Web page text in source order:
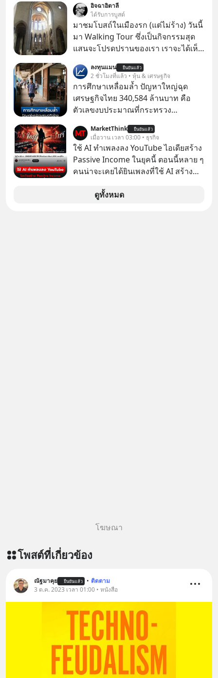
เปลี่ยนสี” McConaughey ดาราดาวรุ่ง
ในยุคหนึ่ง เคยปฏิเสธเงินค่าตัวหนังรอม
คอมที่สูงถึง 14.5 ล้านดอลลาร์ (หรือ
ราว 500 ล้านบาท) เพียงเพราะเขาไม่
ตามมาคือ โทรศัพท์ของเขากลายเป็น
ความเงียบสนิทนานถึง 14 เดือนเต็ม แต่
ความเงียบและ "ไฟแดง" ในวันนั้นกลับ
กลายเป็นการถอยหลังเพื่อตั้งหลัก จนส่ง
ให้เขาก้าวขึ้นไปยืนถือรางวัลออสการ์
ในบทบาทที่เปลี่ยนชีวิตเขาไปตลอดกาล
ใน MM EP. นี้ เราจะมาร่วมถอดรหัส
และปรับวิธีคิดกันว่า Greenlight (ไฟ
เขียว) จะสร้างมันขึ้นมาล่วงหน้าด้วย
วินัยและความพร้อมได้อย่างไร?
สัญญาณเตือน และชะลอตัวอย่างมีสติ
อิจฉาอิตาลี
ได้รับการบูสต์
มาชมโบสถ์ในเมืองรก (แต่ไม่ร้าง) วันนี้
มา Walking Tour ซึ่งเป็นกิจกรรมสุด
แสนจะโปรดปรานของเรา เราจะได้เห็น
ลงทุนแมน ยืนยันแล้ว
2 ชั่วโมงที่แล้ว • หุ้น & เศรษฐกิจ
การศึกษาเหลื่อมล้ำ ปัญหาใหญ่ฉุด
เศรษฐกิจไทย 340,584 ล้านบาท คือ
ตัวเลขงบประมาณที่กระทรวง
รายจ่ายประจำปี 2568 ซึ่งมากที่สุดเป็น
อันดับ 2 รองจากกระทรวงการคลัง
MarketThink ยืนยันแล้ว
เมื่อวาน เวลา 03:00 • ธุรกิจ
ใช้ AI ทำเพลงลง YouTube ไอเดียสร้าง
Passive Income ในยุคนี้ ตอนนี้หลาย ๆ
คนน่าจะเคยได้ยินเพลงที่ใช้ AI สร้าง
รู้ตัวเรา” จากช่องชื่อว่า UNHEARD
ดูทั้งหมด
โฆษณา
โพสต์ที่เกี่ยวข้อง
ณัฐมาคุย ยืนยันแล้ว • ติดตาม
3 ต.ค. 2023 เวลา 01:00 • หนังสือ